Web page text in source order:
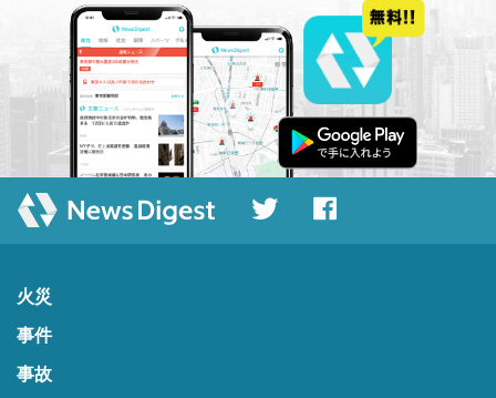
火災
事件
事故